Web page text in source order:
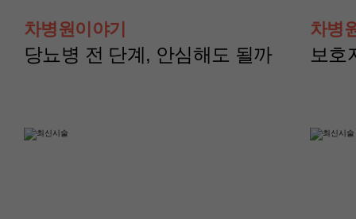
윤혜경 교수 이현지 교수
차병원이야기
당뇨병 전 단계, 안심해도 될까
차병
보호